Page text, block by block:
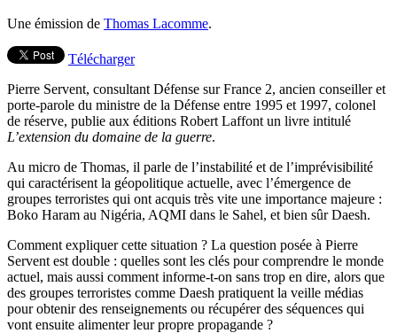
Une émission de Thomas Lacomme.
Télécharger
Pierre Servent, consultant Défense sur France 2, ancien conseiller et
porte-parole du ministre de la Défense entre 1995 et 1997, colonel
de réserve, publie aux éditions Robert Laffont un livre intitulé
L’extension du domaine de la guerre.
Au micro de Thomas, il parle de l’instabilité et de l’imprévisibilité
qui caractérisent la géopolitique actuelle, avec l’émergence de
groupes terroristes qui ont acquis très vite une importance majeure :
Boko Haram au Nigéria, AQMI dans le Sahel, et bien sûr Daesh.
Comment expliquer cette situation ? La question posée à Pierre
Servent est double : quelles sont les clés pour comprendre le monde
actuel, mais aussi comment informe-t-on sans trop en dire, alors que
des groupes terroristes comme Daesh pratiquent la veille médias
pour obtenir des renseignements ou récupérer des séquences qui
vont ensuite alimenter leur propre propagande ?